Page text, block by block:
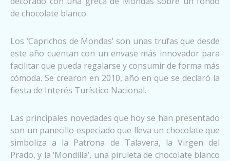
de chocolate blanco.
Los ‘Caprichos de Mondas’ son unas trufas que desde
este año cuentan con un envase más innovador para
facilitar que pueda regalarse y consumir de forma más
cómoda. Se crearon en 2010, año en que se declaró la
fiesta de Interés Turístico Nacional.
Las principales novedades que hoy se han presentado
son un panecillo especiado que lleva un chocolate que
simboliza a la Patrona de Talavera, la Virgen del
Prado, y la ‘Mondilla’, una piruleta de chocolate blanco